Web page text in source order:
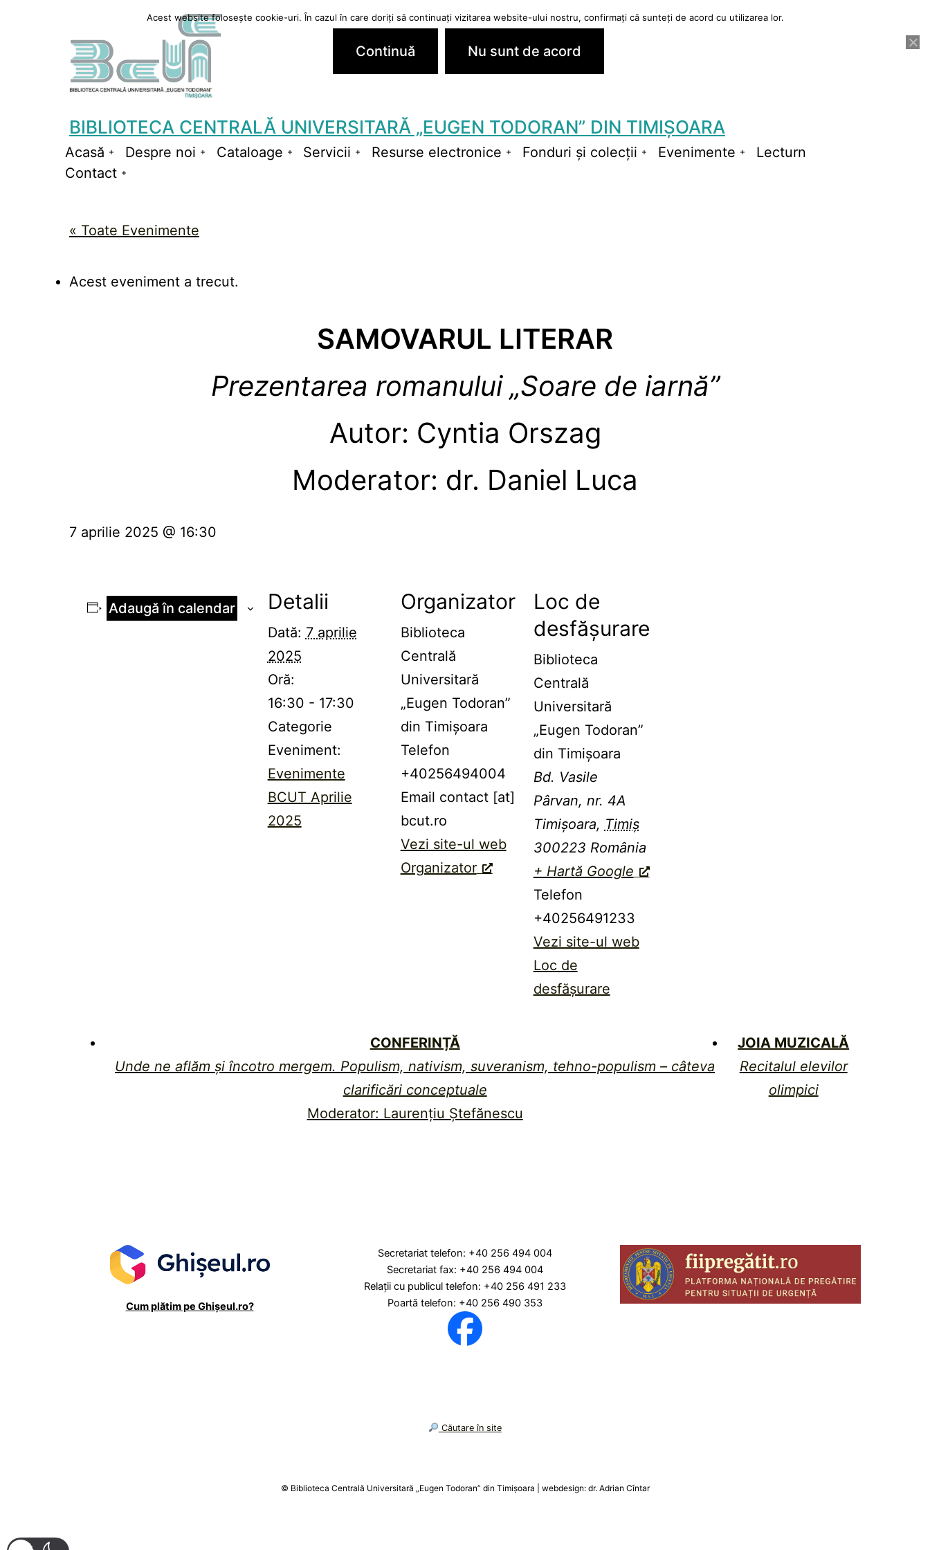
BIBLIOTECA CENTRALĂ UNIVERSITARĂ „EUGEN TODORAN” DIN TIMIȘOARA
Acasă
Deschide
meniul
Despre noi
Deschide
Cataloage
Deschide
Servicii
Deschide
Resurse electronice
Deschide
Fonduri și colecții
Deschide
Evenimente
Deschide
Lecturn
Contact
« Toate Evenimente
Acest eveniment a trecut.
SAMOVARUL LITERAR
Prezentarea romanului „Soare de iarnă”
Autor: Cyntia Orszag
Moderator: dr. Daniel Luca
7 aprilie 2025 @ 16:30
Adaugă în calendar Detalii
Dată: 7 aprilie
2025
Oră:
16:30 - 17:30
Categorie
Eveniment:
Evenimente
BCUT Aprilie
2025
Organizator
Biblioteca
Centrală
Universitară
„Eugen Todoran”
din Timișoara
Telefon
+40256494004
Email contact [at]
bcut.ro
Vezi site-ul web
Organizator
Loc de
desfășurare
Biblioteca
Centrală
Universitară
„Eugen Todoran”
din Timişoara
Bd. Vasile
Pârvan, nr. 4A
Timișoara, Timiș
300223 România
+ Hartă Google
Telefon
+40256491233
Vezi site-ul web
Loc de
desfășurare
CONFERINȚĂ
Unde ne aflăm şi încotro mergem. Populism, nativism, suveranism, tehno-populism – câteva
clarificări conceptuale
Moderator: Laurențiu Ștefănescu
JOIA MUZICALĂ
Recitalul elevilor
olimpici
Cum plătim pe Ghișeul.ro?
Secretariat telefon: +40 256 494 004
Secretariat fax: +40 256 494 004
Relaţii cu publicul telefon: +40 256 491 233
Poartă telefon: +40 256 490 353
︎ Căutare în site
Acest website folosește cookie-uri. În cazul în care doriți să continuați vizitarea website-ului nostru, confirmați că sunteți de acord cu utilizarea lor.
Continuă Nu sunt de acord